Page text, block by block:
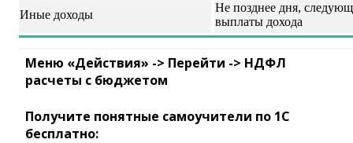
Иные доходы
Не позднее дня,
выплаты дохода
Меню «Действия» -> Перейти -> НДФЛ
расчеты с бюджетом
Получите понятные самоучители по 1С
бесплатно: